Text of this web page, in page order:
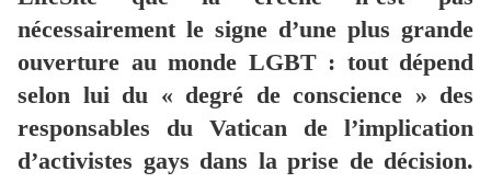
nécessairement le signe d’une plus grande
ouverture au monde LGBT : tout dépend
selon lui du « degré de conscience » des
responsables du Vatican de l’implication
d’activistes gays dans la prise de décision.